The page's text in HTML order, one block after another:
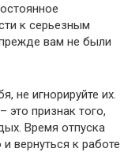
к серьезным
вам не были
не игнорируйте их.
это признак того,
Время отпуска
вернуться к работе